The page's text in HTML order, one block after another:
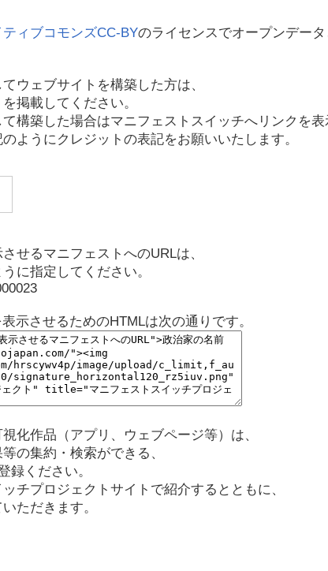
ティブコモンズCC-BYのライセンスでオープンデー
ウェブサイトを構築した方は、
掲載してください。
構築した場合はマニフェストスイッチへリンクを表
ようにクレジットの表記をお願いいたします。
せるマニフェストへのURLは、
に指定してください。
示させるためのHTMLは次の通りです。
化作品（アプリ、ウェブページ等）は、
の集約・検索ができる、
録ください。
チプロジェクトサイトで紹介するとともに、
ただきます。